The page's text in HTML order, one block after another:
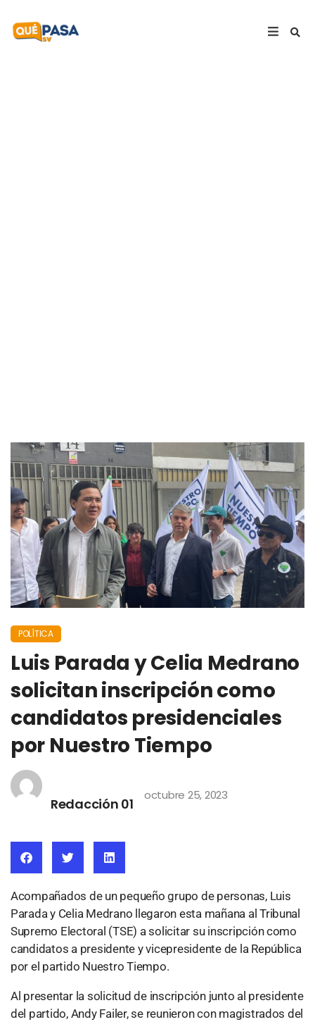
POLÍTICA
Luis Parada y Celia Medrano
solicitan inscripción como
candidatos presidenciales
por Nuestro Tiempo
Redacción 01
octubre 25, 2023
Acompañados de un pequeño grupo de personas, Luis
Parada y Celia Medrano llegaron esta mañana al Tribunal
Supremo Electoral (TSE) a solicitar su inscripción como
candidatos a presidente y vicepresidente de la República
por el partido Nuestro Tiempo.
Al presentar la solicitud de inscripción junto al presidente
del partido, Andy Failer, se reunieron con magistrados del